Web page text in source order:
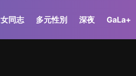
女同志 多元性別 深夜 GaLa+